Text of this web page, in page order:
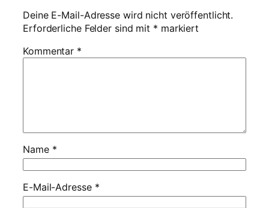
Deine E-Mail-Adresse wird nicht veröffentlicht.
Erforderliche Felder sind mit * markiert
Kommentar *
Name *
E-Mail-Adresse *